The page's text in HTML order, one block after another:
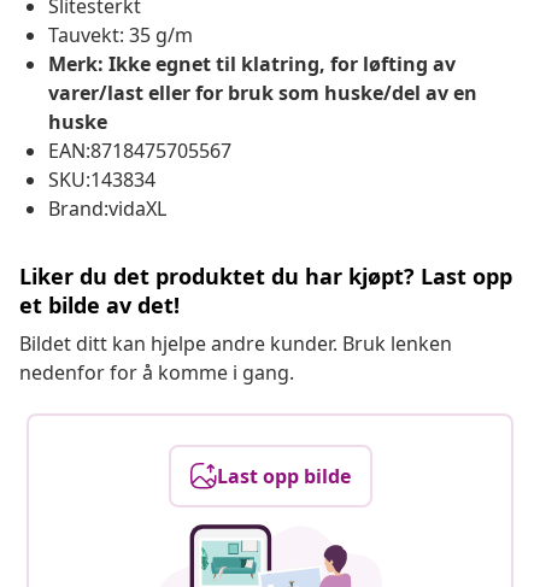
Slitesterkt
Tauvekt: 35 g/m
Merk: Ikke egnet til klatring, for løfting av
varer/last eller for bruk som huske/del av en
huske
EAN:8718475705567
SKU:143834
Brand:vidaXL
Liker du det produktet du har kjøpt? Last opp
et bilde av det!
Bildet ditt kan hjelpe andre kunder. Bruk lenken
nedenfor for å komme i gang.
Last opp bilde